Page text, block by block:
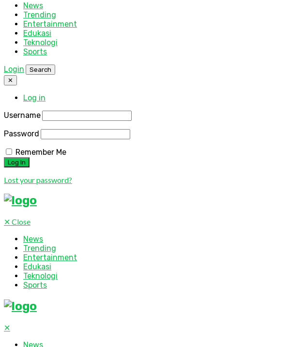
News
Trending
Entertainment
Edukasi
Teknologi
Sports
Login
Search
✕
Log in
Username
Password
Remember Me
Lost your password?
✕ Close
News
Trending
Entertainment
Edukasi
Teknologi
Sports
✕
News